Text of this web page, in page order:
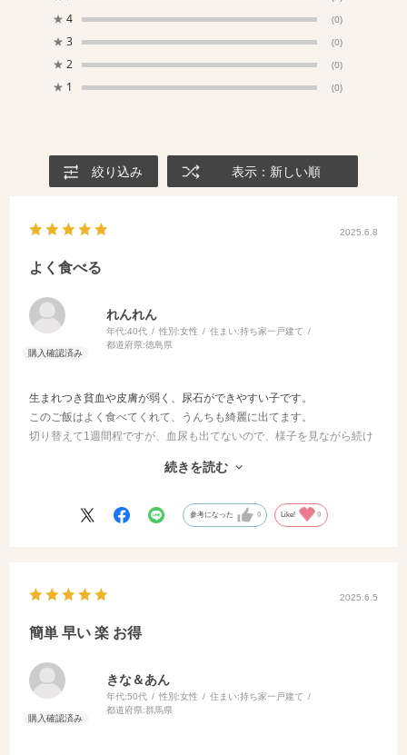
★ 4 (0)
★ 3 (0)
★ 2 (0)
★ 1 (0)
絞り込み 表示：新しい順
2025.6.8
よく食べる
れんれん
年代:40代 性別:女性 住まい:持ち家一戸建て
都道府県:徳島県
生まれつき貧血や皮膚が弱く、尿石ができやすい子です。
このご飯はよく食べてくれて、うんちも綺麗に出てます。
切り替えて1週間程ですが、血尿も出てないので、様子を見ながら続け
味が気に入ってるようで、ご飯の時間はぴょんぴょん跳ねて待ってま
続きを読む
参考になった 0 Like! 0
2025.6.5
簡単 早い 楽 お得
きな＆あん
年代:50代 性別:女性 住まい:持ち家一戸建て
都道府県:群馬県